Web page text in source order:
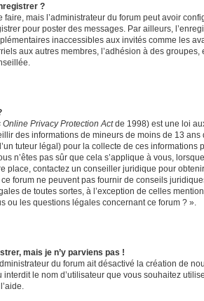
?
faire, mais l’administrateur du forum peut avoir
pour poster des messages. Par ailleurs,
inaccessibles aux invités comme les
aux autres membres, l’adhésion à des groupes,
Online Privacy Protection Actde 1998) est une loi
des informations de mineurs de moins de 13
tuteur légal) pour la collecte de ces informations
n’êtes pas sûr que cela s’applique à vous,
place, contactez un conseiller juridique pour
forum ne peuvent pas fournir de conseils
de toutes sortes, à l’exception de celles
ou les questions légales concernant ce forum ? ».
mais je n’y parviens pas !
du forum ait désactivé la création de
interdit le nom d’utilisateur que vous souhaitez